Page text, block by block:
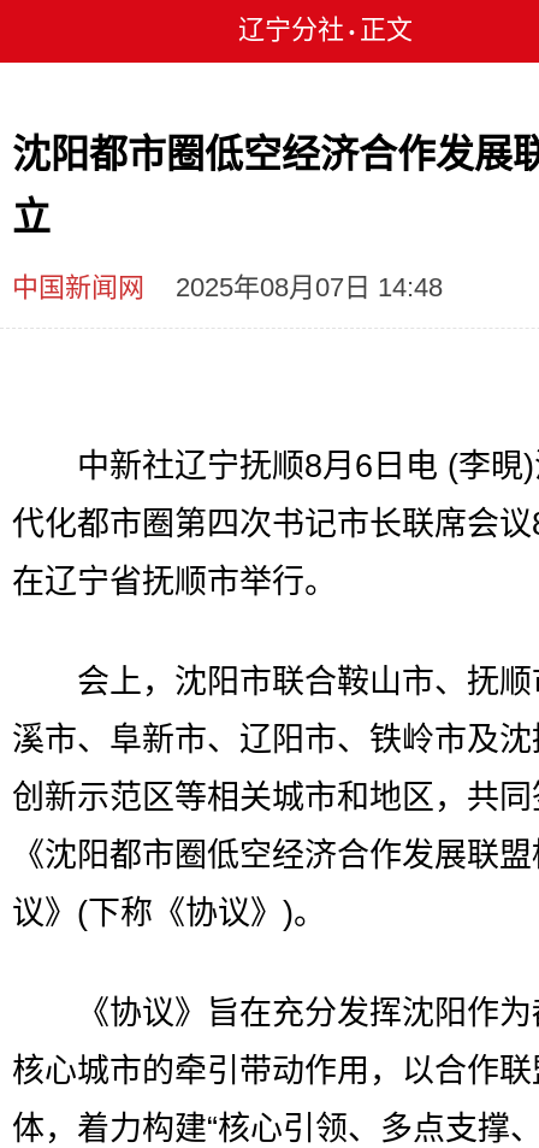
辽宁分社 • 正文
沈阳都市圈低空经济合作发展
立
中国新闻网 2025年08月07日 14:48
中新社辽宁抚顺8月6日电 (李晛)
代化都市圈第四次书记市长联席会
在辽宁省抚顺市举行。
会上，沈阳市联合鞍山市、抚顺
溪市、阜新市、辽阳市、铁岭市及
创新示范区等相关城市和地区，共
《沈阳都市圈低空经济合作发展联
议》(下称《协议》)。
《协议》旨在充分发挥沈阳作为
核心城市的牵引带动作用，以合作
体，着力构建“核心引领、多点支撑